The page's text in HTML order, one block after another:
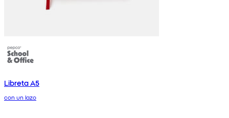
Libreta A5
con un lazo